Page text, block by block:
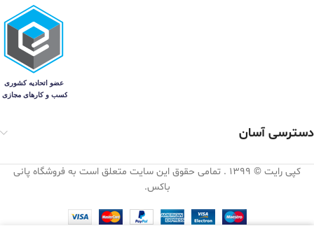
دسترسی آسان
کپی رایت © 1399 . تمامی حقوق این سایت متعلق است به فروشگاه پانی
باکس.